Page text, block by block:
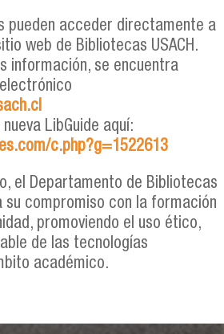
pueden acceder directamente a
web de Bibliotecas USACH.
información, se encuentra
LibGuide aquí:
c.php?g=1522613
el Departamento de Bibliotecas
su compromiso con la formación
promoviendo el uso ético,
de las tecnologías
académico.